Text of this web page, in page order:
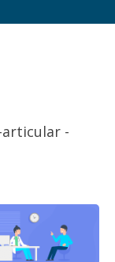
articular -